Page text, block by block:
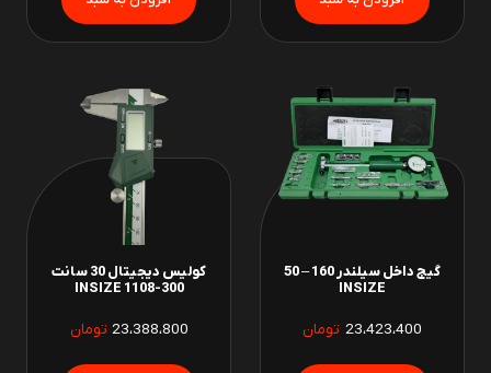
گیج داخل سیلندر 160 – 50
INSIZE
23،423،400 تومان
کولیس دیجیتال 30 سانت
INSIZE 1108-300
23،388،800 تومان